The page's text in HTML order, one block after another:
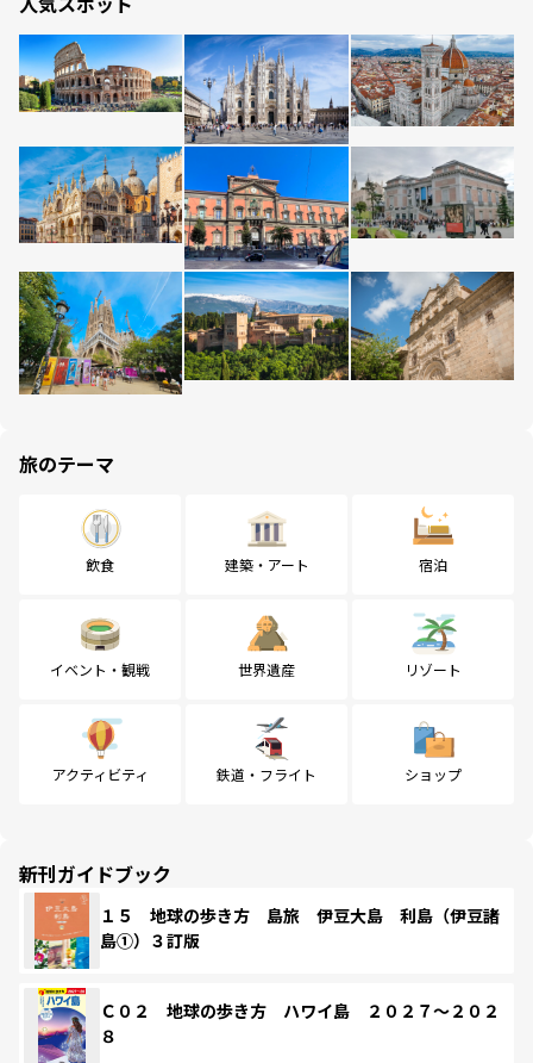
旅のテーマ
飲食 建築・アート 宿泊
イベント・観戦 世界遺産 リゾート
アクティビティ 鉄道・フライト ショップ
新刊ガイドブック
１５ 地球の歩き方 島旅 伊豆大島 利島（伊豆諸
島①）３訂版
Ｃ０２ 地球の歩き方 ハワイ島 ２０２７～２０２
８